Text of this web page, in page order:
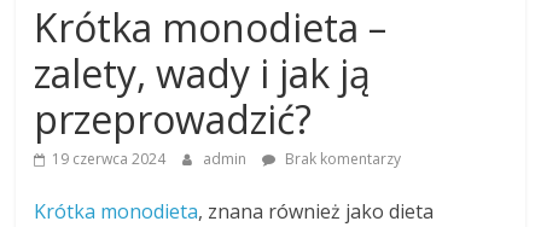
Krótka monodieta –
zalety, wady i jak ją
przeprowadzić?
19 czerwca 2024 admin Brak komentarzy
Krótka monodieta, znana również jako dieta